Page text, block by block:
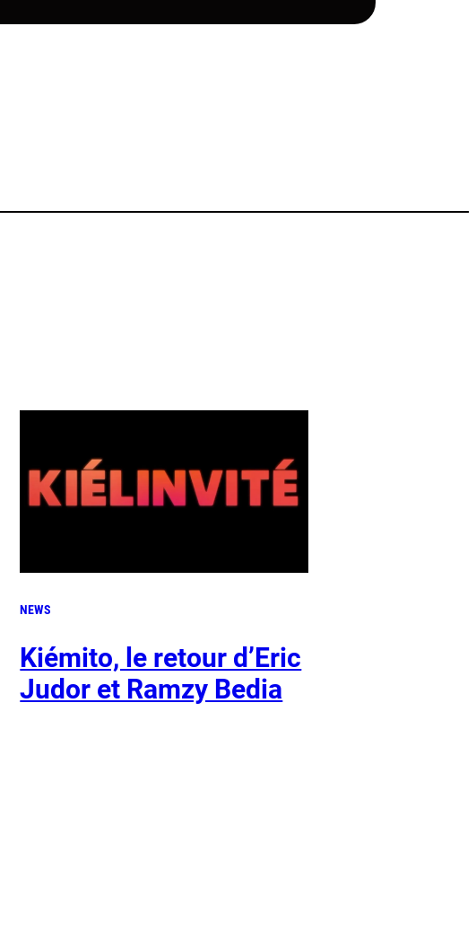
NEWS
Kiémito, le retour d’Eric
Judor et Ramzy Bedia